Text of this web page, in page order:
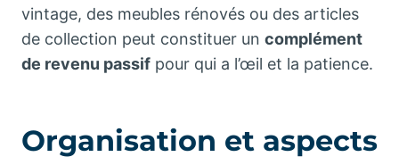
vintage, des meubles rénovés ou des articles
de collection peut constituer un complément
de revenu passif pour qui a l’œil et la patience.
Organisation et aspects